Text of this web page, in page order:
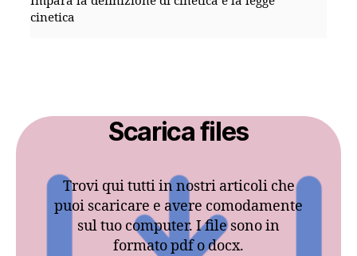
cinetica
Scarica files
Trovi qui tutti in nostri articoli che
puoi scaricare e avere comodamente
sul tuo computer. I file sono in
formato pdf o docx.